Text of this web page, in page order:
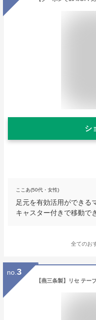
シ
ここあ(50代・女性)
足元を有効活用ができる
キャスター付きで移動で
全てのお
no. 3